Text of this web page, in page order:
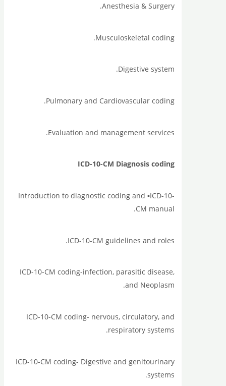
Anesthesia & Surgery.
Musculoskeletal coding.
Digestive system.
Pulmonary and Cardiovascular coding.
Evaluation and management services.
ICD-10-CM Diagnosis coding
Introduction to diagnostic coding and ▪️ICD-10-
CM manual.
ICD-10-CM guidelines and roles.
ICD-10-CM coding-infection, parasitic disease,
and Neoplasm.
ICD-10-CM coding- nervous, circulatory, and
respiratory systems.
ICD-10-CM coding- Digestive and genitourinary
systems.